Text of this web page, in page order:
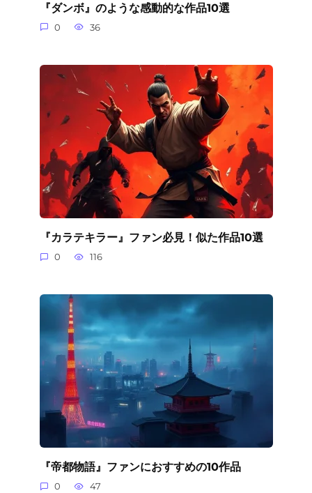
『ダンボ』のような感動的な作品10選
0 36
『カラテキラー』ファン必見！似た作品10選
0 116
『帝都物語』ファンにおすすめの10作品
0 47